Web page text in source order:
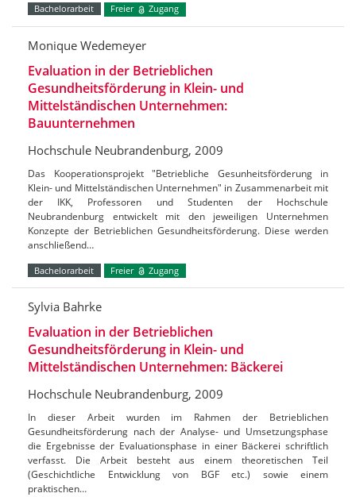
Bachelorarbeit Freier Zugang
Monique Wedemeyer
Evaluation in der Betrieblichen
Gesundheitsförderung in Klein- und
Mittelständischen Unternehmen:
Bauunternehmen
Hochschule Neubrandenburg, 2009
Das Kooperationsprojekt "Betriebliche Gesunheitsförderung in
Klein- und Mittelständischen Unternehmen" in Zusammenarbeit mit
der IKK, Professoren und Studenten der Hochschule
Neubrandenburg entwickelt mit den jeweiligen Unternehmen
Konzepte der Betrieblichen Gesundheitsförderung. Diese werden
anschließend…
Bachelorarbeit Freier Zugang
Sylvia Bahrke
Evaluation in der Betrieblichen
Gesundheitsförderung in Klein- und
Mittelständischen Unternehmen: Bäckerei
Hochschule Neubrandenburg, 2009
In dieser Arbeit wurden im Rahmen der Betrieblichen
Gesundheitsförderung nach der Analyse- und Umsetzungsphase
die Ergebnisse der Evaluationsphase in einer Bäckerei schriftlich
verfasst. Die Arbeit besteht aus einem theoretischen Teil
(Geschichtliche Entwicklung von BGF etc.) sowie einem
praktischen…